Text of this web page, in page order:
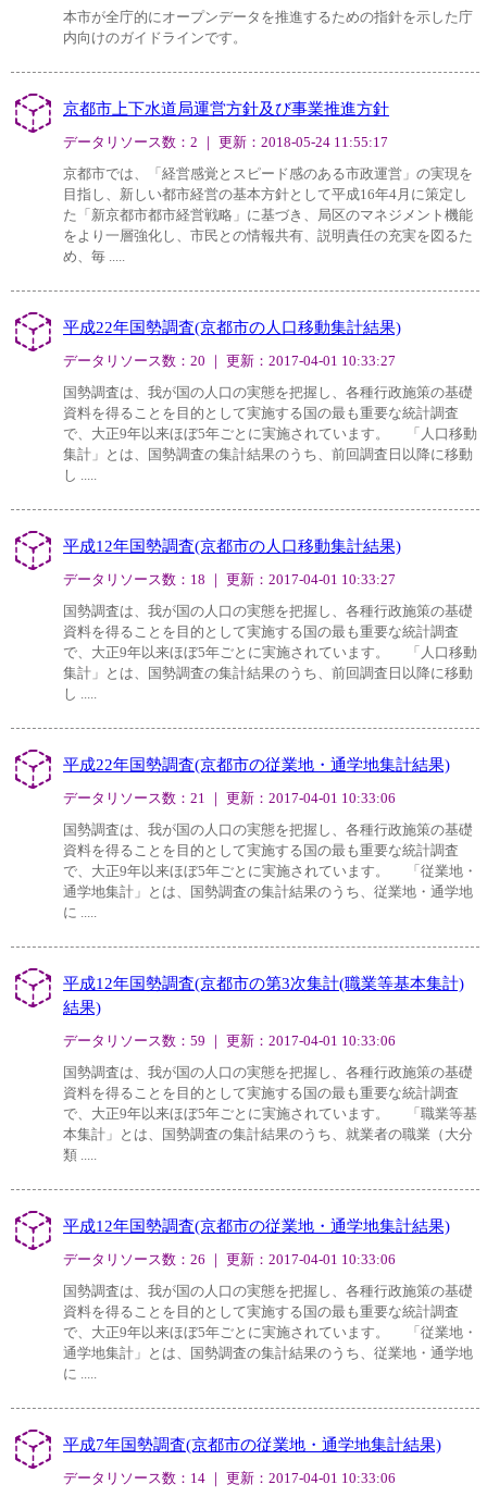
本市が全庁的にオープンデータを推進するための指針を示した庁
内向けのガイドラインです。
京都市上下水道局運営方針及び事業推進方針
データリソース数：2 ｜ 更新：2018-05-24 11:55:17
京都市では、「経営感覚とスピード感のある市政運営」の実現を
目指し、新しい都市経営の基本方針として平成16年4月に策定し
た「新京都市都市経営戦略」に基づき、局区のマネジメント機能
をより一層強化し、市民との情報共有、説明責任の充実を図るた
め、毎 .....
平成22年国勢調査(京都市の人口移動集計結果)
データリソース数：20 ｜ 更新：2017-04-01 10:33:27
国勢調査は、我が国の人口の実態を把握し、各種行政施策の基礎
資料を得ることを目的として実施する国の最も重要な統計調査
で、大正9年以来ほぼ5年ごとに実施されています。 「人口移動
集計」とは、国勢調査の集計結果のうち、前回調査日以降に移動
し .....
平成12年国勢調査(京都市の人口移動集計結果)
データリソース数：18 ｜ 更新：2017-04-01 10:33:27
国勢調査は、我が国の人口の実態を把握し、各種行政施策の基礎
資料を得ることを目的として実施する国の最も重要な統計調査
で、大正9年以来ほぼ5年ごとに実施されています。 「人口移動
集計」とは、国勢調査の集計結果のうち、前回調査日以降に移動
し .....
平成22年国勢調査(京都市の従業地・通学地集計結果)
データリソース数：21 ｜ 更新：2017-04-01 10:33:06
国勢調査は、我が国の人口の実態を把握し、各種行政施策の基礎
資料を得ることを目的として実施する国の最も重要な統計調査
で、大正9年以来ほぼ5年ごとに実施されています。 「従業地・
通学地集計」とは、国勢調査の集計結果のうち、従業地・通学地
に .....
平成12年国勢調査(京都市の第3次集計(職業等基本集計)
結果)
データリソース数：59 ｜ 更新：2017-04-01 10:33:06
国勢調査は、我が国の人口の実態を把握し、各種行政施策の基礎
資料を得ることを目的として実施する国の最も重要な統計調査
で、大正9年以来ほぼ5年ごとに実施されています。 「職業等基
本集計」とは、国勢調査の集計結果のうち、就業者の職業（大分
類 .....
平成12年国勢調査(京都市の従業地・通学地集計結果)
データリソース数：26 ｜ 更新：2017-04-01 10:33:06
国勢調査は、我が国の人口の実態を把握し、各種行政施策の基礎
資料を得ることを目的として実施する国の最も重要な統計調査
で、大正9年以来ほぼ5年ごとに実施されています。 「従業地・
通学地集計」とは、国勢調査の集計結果のうち、従業地・通学地
に .....
平成7年国勢調査(京都市の従業地・通学地集計結果)
データリソース数：14 ｜ 更新：2017-04-01 10:33:06